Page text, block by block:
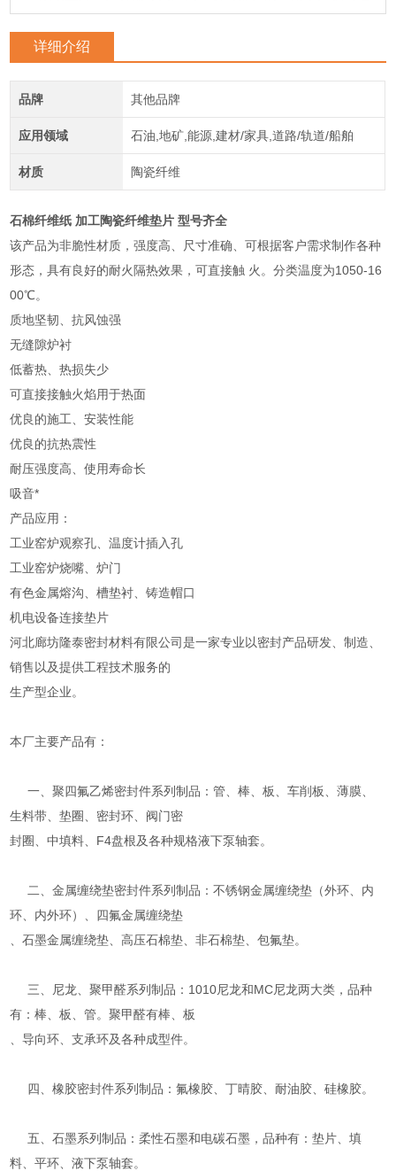
详细介绍
品牌 其他品牌
应用领域 石油,地矿,能源,建材/家具,道路/轨道/船舶
材质 陶瓷纤维
石棉纤维纸 加工陶瓷纤维垫片 型号齐全
该产品为非脆性材质，强度高、尺寸准确、可根据客户需求制作各种
形态，具有良好的耐火隔热效果，可直接触 火。分类温度为1050-16
00℃。
质地坚韧、抗风蚀强
无缝隙炉衬
低蓄热、热损失少
可直接接触火焰用于热面
优良的施工、安装性能
优良的抗热震性
耐压强度高、使用寿命长
吸音*
产品应用：
工业窑炉观察孔、温度计插入孔
工业窑炉烧嘴、炉门
有色金属熔沟、槽垫衬、铸造帽口
机电设备连接垫片
河北廊坊隆泰密封材料有限公司是一家专业以密封产品研发、制造、
销售以及提供工程技术服务的
生产型企业。
本厂主要产品有：
一、聚四氟乙烯密封件系列制品：管、棒、板、车削板、薄膜、
生料带、垫圈、密封环、阀门密
封圈、中填料、F4盘根及各种规格液下泵轴套。
二、金属缠绕垫密封件系列制品：不锈钢金属缠绕垫（外环、内
环、内外环）、四氟金属缠绕垫
、石墨金属缠绕垫、高压石棉垫、非石棉垫、包氟垫。
三、尼龙、聚甲醛系列制品：1010尼龙和MC尼龙两大类，品种
有：棒、板、管。聚甲醛有棒、板
、导向环、支承环及各种成型件。
四、橡胶密封件系列制品：氟橡胶、丁晴胶、耐油胶、硅橡胶。
五、石墨系列制品：柔性石墨和电碳石墨，品种有：垫片、填
料、平环、液下泵轴套。